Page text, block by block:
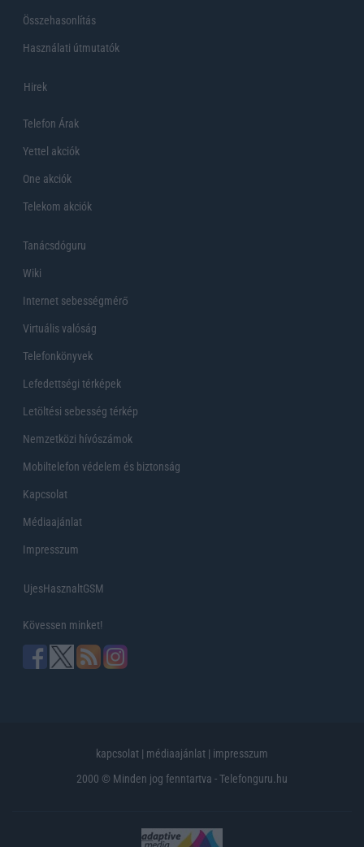
Összehasonlítás
Használati útmutatók
Hirek
Telefon Árak
Yettel akciók
One akciók
Telekom akciók
Tanácsdóguru
Wiki
Internet sebességmérő
Virtuális valóság
Telefonkönyvek
Lefedettségi térképek
Letöltési sebesség térkép
Nemzetközi hívószámok
Mobiltelefon védelem és biztonság
Kapcsolat
Médiaajánlat
Impresszum
UjesHasznaltGSM
Kövessen minket!
kapcsolat | médiaajánlat | impresszum
2000 © Minden jog fenntartva - Telefonguru.hu